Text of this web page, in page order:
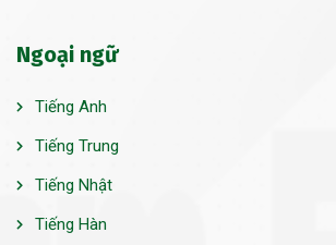
Ngoại ngữ
Tiếng Anh
Tiếng Trung
Tiếng Nhật
Tiếng Hàn